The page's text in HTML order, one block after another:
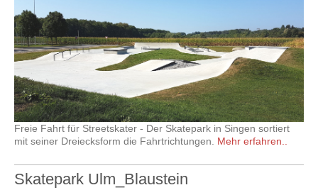
Freie Fahrt für Streetskater - Der Skatepark in Singen sortiert
mit seiner Dreiecksform die Fahrtrichtungen. Mehr erfahren..
Skatepark Ulm_Blaustein